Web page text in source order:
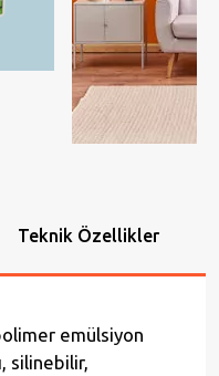
Teknik Özellikler
emülsiyon
silinebilir,